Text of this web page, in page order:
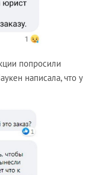
попросили
написала, что у